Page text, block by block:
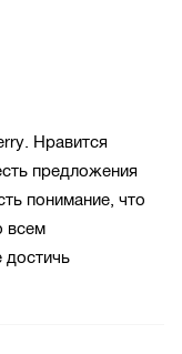
Нравится
предложения
понимание, что
всем
достичь